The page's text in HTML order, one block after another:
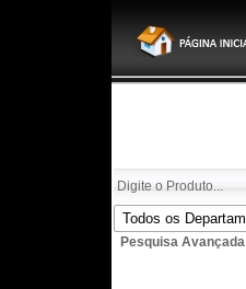
Pesquisa Avançada